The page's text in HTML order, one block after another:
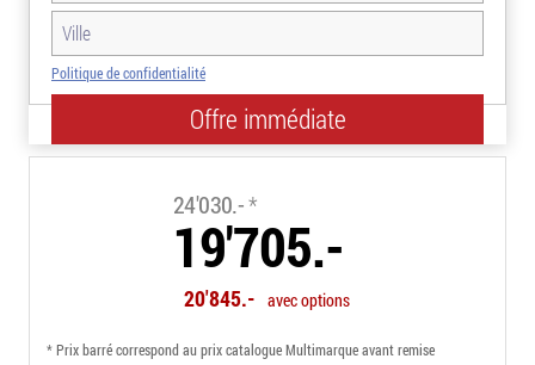
Politique de confidentialité
24'030.-*
19'705.-
20'845.- avec options
* Prix barré correspond au prix catalogue Multimarque avant remise